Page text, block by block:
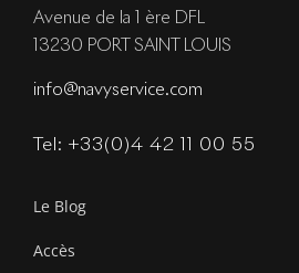
Avenue de la 1 ère DFL
13230 PORT SAINT LOUIS
info@navyservice.com
Tel: +33(0)4 42 11 00 55
Le Blog
Accès